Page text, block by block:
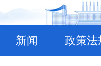
新闻 政策法